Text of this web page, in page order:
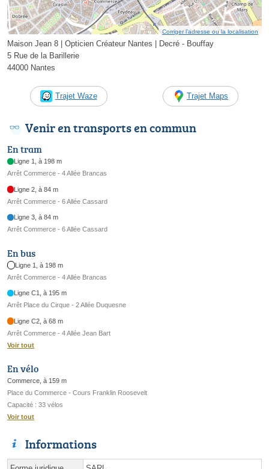
Corriger l’adresse ou la localisation
Maison Jean 8 | Opticien Créateur Nantes | Decré - Bouffay
5 Rue de la Barillerie
44000 Nantes
Trajet Waze Trajet Maps
Venir en transports en commun
En tram
Ligne 1, à 198 m
Arrêt Commerce - 4 Allée Brancas
Ligne 2, à 84 m
Arrêt Commerce - 6 Allée Cassard
Ligne 3, à 84 m
Arrêt Commerce - 6 Allée Cassard
En bus
Ligne 1, à 198 m
Arrêt Commerce - 4 Allée Brancas
Ligne C1, à 195 m
Arrêt Place du Cirque - 2 Allée Duquesne
Ligne C2, à 68 m
Arrêt Commerce - 4 Allée Jean Bart
Voir tout
En vélo
Commerce, à 159 m
Place du Commerce - Cours Franklin Roosevelt
Capacité : 33 vélos
Voir tout
Informations